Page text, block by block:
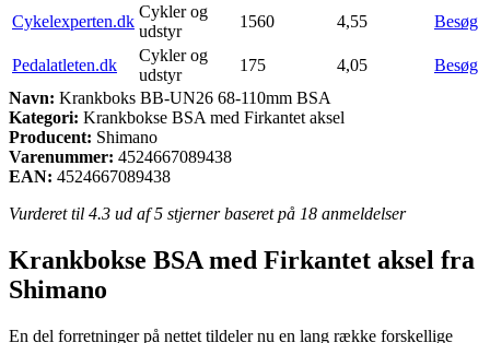
Cykelexperten.dk
Cykler og
udstyr
1560 4,55 Besøg
Pedalatleten.dk
Cykler og
udstyr
175 4,05
Besøg
Navn: Krankboks BB-UN26 68-110mm BSA
Kategori: Krankbokse BSA med Firkantet aksel
Producent: Shimano
Varenummer: 4524667089438
EAN: 4524667089438
Vurderet til 4.3 ud af 5 stjerner baseret på 18 anmeldelser
Krankbokse BSA med Firkantet aksel fra
Shimano
En del forretninger på nettet tildeler nu en lang række forskellige